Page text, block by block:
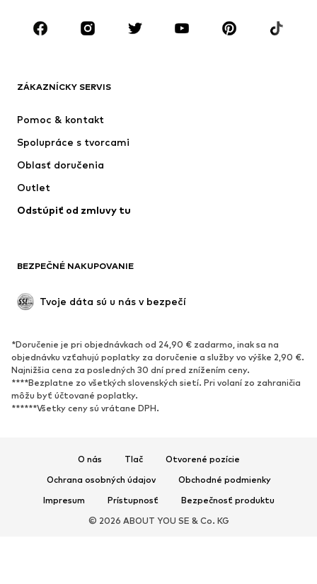
OBLEČENIE
Bundy
Obleky & saká
Plavky
Príležitosti
Upcyklácia
Nové
Kanady & čižmy
Poltopánky
ŠPORT
Športové oblečenie
Športová obuv
ZÁKAZNÍCKY SERVIS
Pomoc & kontakt
Spolupráce s tvorcami
Oblasť doručenia
Outlet
Odstúpiť od zmluvy tu
BEZPEČNÉ NAKUPOVANIE
Tvoje dáta sú u nás v bezpečí
*Doručenie je pri objednávkach od 24,90 € zadarmo, inak sa na
objednávku vzťahujú poplatky za doručenie a služby vo výške 2,90 €.
Najnižšia cena za posledných 30 dní pred znížením ceny.
****Bezplatne zo všetkých slovenských sietí. Pri volaní zo zahraničia
môžu byť účtované poplatky.
******Všetky ceny sú vrátane DPH.
O nás Tlač
Otvorené pozície
Ochrana osobných údajov
Obchodné podmienky
Impresum
Prístupnosť
Bezpečnosť produktu
© 2026 ABOUT YOU SE & Co. KG